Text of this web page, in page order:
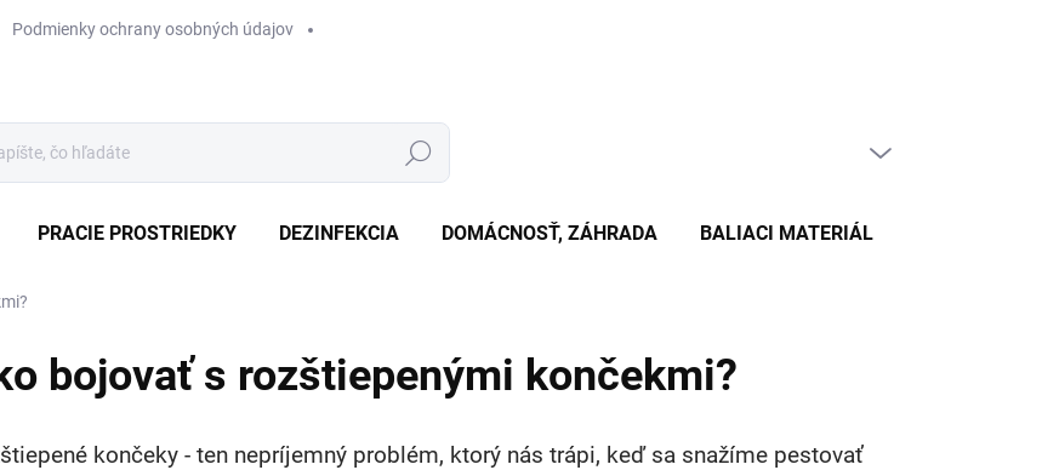
Podmienky ochrany osobných údajov
Hľadať
PRACIE PROSTRIEDKY DEZINFEKCIA DOMÁCNOSŤ, ZÁHRADA BALIACI MATERIÁL
bojovať s rozštiepenými končekmi?
končeky - ten nepríjemný problém, ktorý nás trápi, keď sa snažíme pestovať